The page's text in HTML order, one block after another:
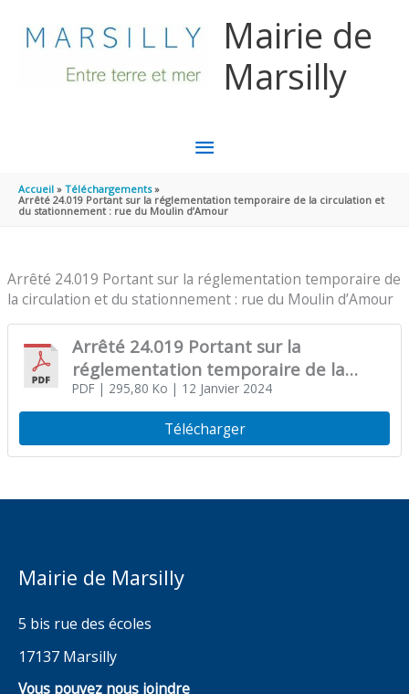
Mairie de
Marsilly
MENU
PRINCIPAL
Accueil
Téléchargements
Arrêté 24.019 Portant sur la réglementation temporaire de la circulation et
du stationnement : rue du Moulin d’Amour
Arrêté 24.019 Portant sur la réglementation temporaire de
la circulation et du stationnement : rue du Moulin d’Amour
Arrêté 24.019 Portant sur la
réglementation temporaire de la
circulation et du stationnement : rue
du Moulin d’Amour
PDF| 295,80 Ko | 12 Janvier 2024
Télécharger
Mairie de Marsilly
5 bis rue des écoles
17137 Marsilly
Vous pouvez nous joindre